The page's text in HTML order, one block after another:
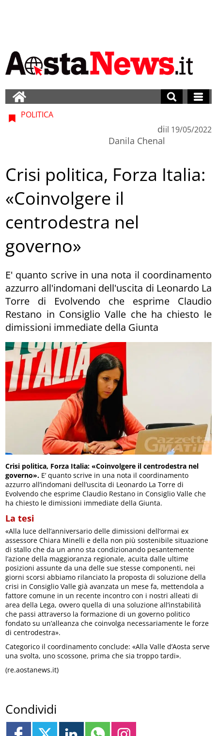
POLITICA
di
Danila Chenal
il 19/05/2022
Crisi politica, Forza Italia:
«Coinvolgere il
centrodestra nel
governo»
E' quanto scrive in una nota il coordinamento
azzurro all'indomani dell'uscita di Leonardo La
Torre di Evolvendo che esprime Claudio
Restano in Consiglio Valle che ha chiesto le
dimissioni immediate della Giunta
Crisi politica, Forza Italia: «Coinvolgere il centrodestra nel
governo». E’ quanto scrive in una nota il coordinamento
azzurro all’indomani dell’uscita di Leonardo La Torre di
Evolvendo che esprime Claudio Restano in Consiglio Valle che
ha chiesto le dimissioni immediate della Giunta.
La tesi
«Alla luce dell’anniversario delle dimissioni dell’ormai ex
assessore Chiara Minelli e della non più sostenibile situazione
di stallo che da un anno sta condizionando pesantemente
l’azione della maggioranza regionale, acuita dalle ultime
posizioni assunte da una delle sue stesse componenti, nei
giorni scorsi abbiamo rilanciato la proposta di soluzione della
crisi in Consiglio Valle già avanzata un mese fa, mettendola a
fattore comune in un recente incontro con i nostri alleati di
area della Lega, ovvero quella di una soluzione all’instabilità
che passi attraverso la formazione di un governo politico
fondato su un’alleanza che coinvolga necessariamente le forze
di centrodestra».
Categorico il coordinamento conclude: «Alla Valle d’Aosta serve
una svolta, uno scossone, prima che sia troppo tardi».
(re.aostanews.it)
Condividi